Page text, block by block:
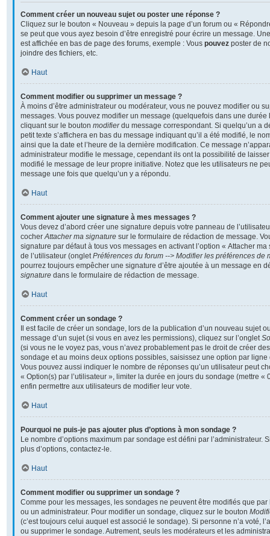
Comment créer un nouveau sujet ou poster une réponse ?
Cliquez sur le bouton « Nouveau » depuis la page d’un forum ou «
se peut que vous ayez besoin d’être enregistré pour écrire un message.
est affichée en bas de page des forums, exemple : Vous pouvez poster de
joindre des fichiers, etc.
Haut
Comment modifier ou supprimer un message ?
À moins d’être administrateur ou modérateur, vous ne pouvez modifier ou
messages. Vous pouvez modifier un message (quelquefois dans une
cliquant sur le bouton modifierdu message correspondant. Si quelqu’un a
petit texte s’affichera en bas du message indiquant qu’il a été modifié, le
ainsi que la date et l’heure de la dernière modification. Ce message
administrateur modifie le message, cependant ils ont la possibilité de
modifié le message de leur propre initiative. Notez que les utilisateurs ne
message une fois que quelqu’un y a répondu.
Haut
Comment ajouter une signature à mes messages ?
Vous devez d’abord créer une signature depuis votre panneau de
cocherAttacher ma signature sur le formulaire de rédaction de message.
signature par défaut à tous vos messages en activant l’option « Attacher
de l’utilisateur (ongletPréférences du forum --> Modifier les préférences de
pourrez toujours empêcher une signature d’être ajoutée à un message en
signature dans le formulaire de rédaction de message.
Haut
Comment créer un sondage ?
Il est facile de créer un sondage, lors de la publication d’un nouveau sujet
message d’un sujet (si vous en avez les permissions), cliquez sur l’onglet
(si vous ne le voyez pas, vous n’avez probablement pas le droit de créer
sondage et au moins deux options possibles, saisissez une option par
Vous pouvez aussi indiquer le nombre de réponses qu’un utilisateur peut
« Option(s) par l’utilisateur », limiter la durée en jours du sondage (mettre «
enfin permettre aux utilisateurs de modifier leur vote.
Haut
Pourquoi ne puis-je pas ajouter plus d’options à mon sondage ?
Le nombre d’options maximum par sondage est défini par l’administrateur.
plus d’options, contactez-le.
Haut
Comment modifier ou supprimer un sondage ?
Comme pour les messages, les sondages ne peuvent être modifiés que
ou un administrateur. Pour modifier un sondage, cliquez sur le bouton
(c’est toujours celui auquel est associé le sondage). Si personne n’a voté,
ou supprimer le sondage. Autrement, seuls les modérateurs et les